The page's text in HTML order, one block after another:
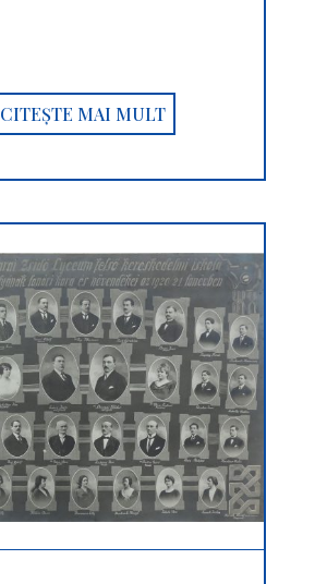
CITEȘTE MAI MULT